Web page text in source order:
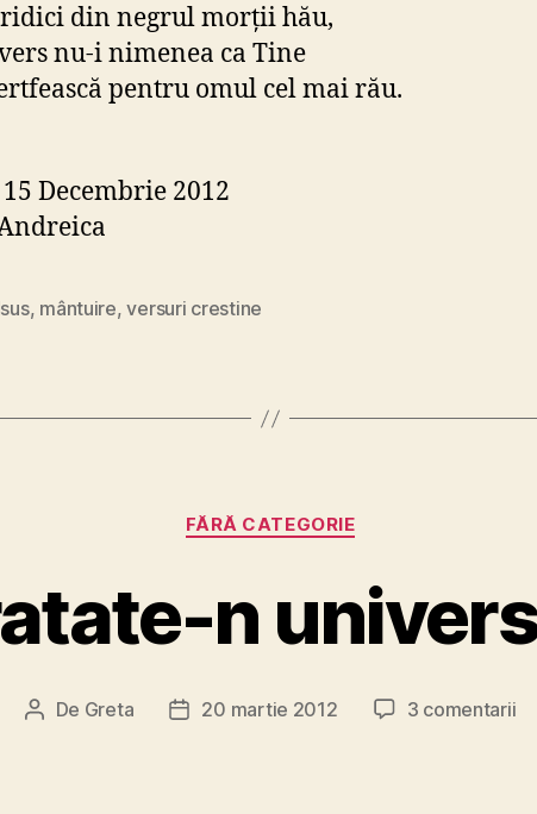
ridici din negrul morţii hău,
nu-i nimenea ca Tine
pentru omul cel mai rău.
Decembrie 2012
, mântuire,versuri crestine
Categorii
FĂRĂ CATEGORIE
n
Autor
De Greta
Dată20 martie 2012 3 comentariila